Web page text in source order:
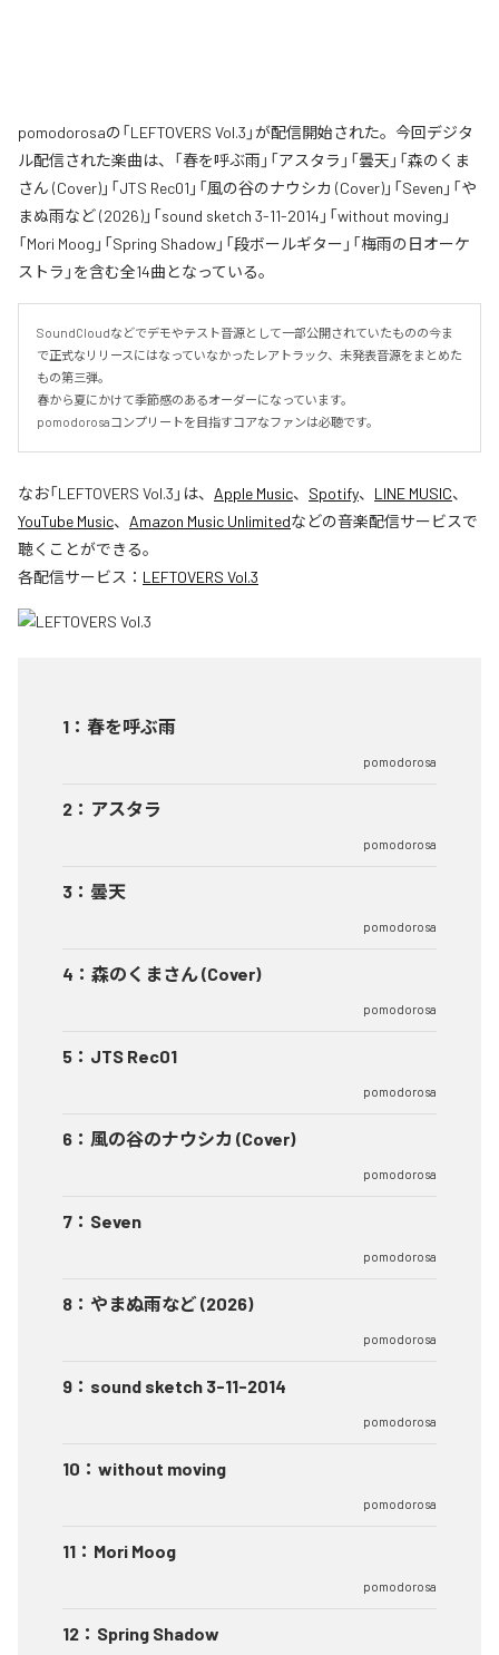
pomodorosaの「LEFTOVERS Vol.3」が配信開始された。今回デジタ
ル配信された楽曲は、「春を呼ぶ雨」「アスタラ」「曇天」「森のくま
さん (Cover)」「JTS Rec01」「風の谷のナウシカ (Cover)」「Seven」「や
まぬ雨など (2026)」「sound sketch 3-11-2014」「without moving」
「Mori Moog」「Spring Shadow」「段ボールギター」「梅雨の日オーケ
ストラ」を含む全14曲となっている。
SoundCloudなどでデモやテスト音源として一部公開されていたものの今ま
で正式なリリースにはなっていなかったレアトラック、未発表音源をまとめた
もの第三弾。
春から夏にかけて季節感のあるオーダーになっています。
pomodorosaコンプリートを目指すコアなファンは必聴です。
なお「LEFTOVERS Vol.3 」は、 Apple Music、 Spotify、 LINE MUSIC、
YouTube Music、 Amazon Music Unlimitedなどの音楽配信サービスで
聴くことができる。
各配信サービス： LEFTOVERS Vol.3
1 ： 春を呼ぶ雨
pomodorosa
2 ： アスタラ
pomodorosa
3 ： 曇天
pomodorosa
4 ： 森のくまさん (Cover)
pomodorosa
5 ： JTS Rec01
pomodorosa
6 ： 風の谷のナウシカ (Cover)
pomodorosa
7 ： Seven
pomodorosa
8 ： やまぬ雨など (2026)
pomodorosa
9 ： sound sketch 3-11-2014
pomodorosa
10 ： without moving
pomodorosa
11 ： Mori Moog
pomodorosa
12 ： Spring Shadow